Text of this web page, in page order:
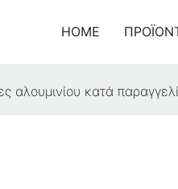
HOME
αλουμινίου κατά